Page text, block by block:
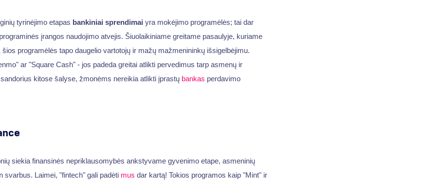
tyrinėjimo etapas bankiniai sprendimai yra mokėjimo programėlės; tai dar
įrangos naudojimo atvejis. Šiuolaikiniame greitame pasaulyje, kuriame
programėlės tapo daugelio vartotojų ir mažų mažmenininkų išsigelbėjimu.
ar "Square Cash" - jos padeda greitai atlikti pervedimus tarp asmenų ir
kitose šalyse, žmonėms nereikia atlikti įprastų bankas perdavimo
siekia finansinės nepriklausomybės ankstyvame gyvenimo etape, asmeninių
svarbus. Laimei, "fintech" gali padėti mus dar kartą! Tokios programos kaip "Mint" ir